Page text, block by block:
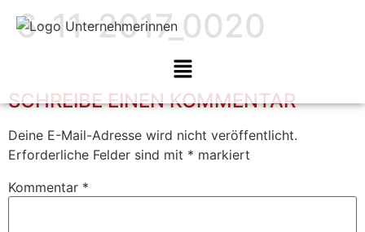
6-11-2017_0020
SCHREIBE EINEN KOMMENTAR
Deine E-Mail-Adresse wird nicht veröffentlicht.
Erforderliche Felder sind mit * markiert
Kommentar *